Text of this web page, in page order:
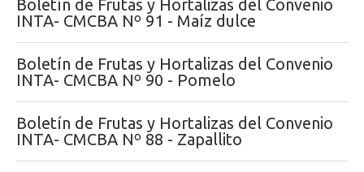
Boletín de Frutas y Hortalizas del Convenio
INTA- CMCBA Nº 91 - Maíz dulce
Boletín de Frutas y Hortalizas del Convenio
INTA- CMCBA Nº 90 - Pomelo
Boletín de Frutas y Hortalizas del Convenio
INTA- CMCBA Nº 88 - Zapallito